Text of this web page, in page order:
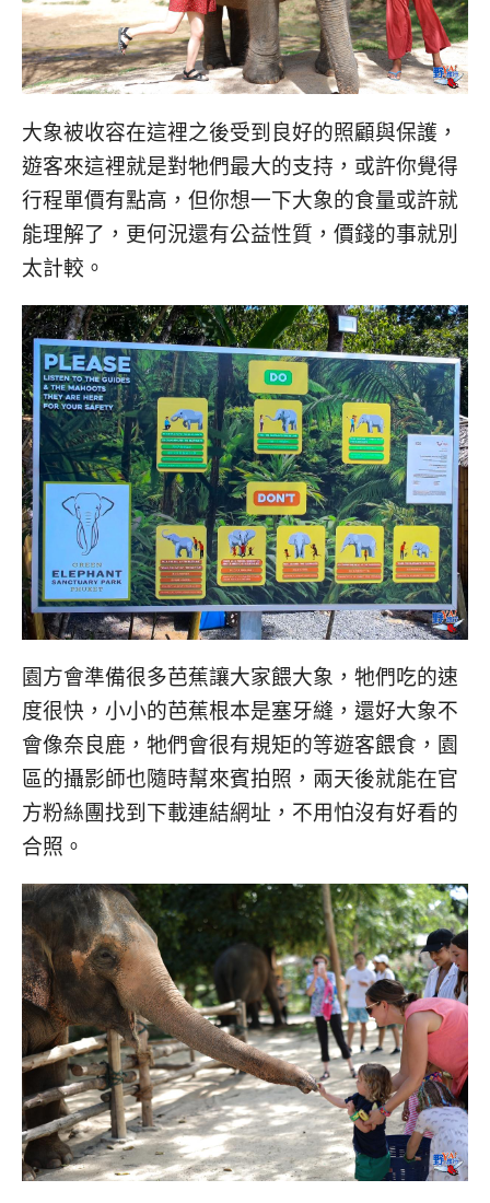
大象被收容在這裡之後受到良好的照顧與保護，
遊客來這裡就是對牠們最大的支持，或許你覺得
行程單價有點高，但你想一下大象的食量或許就
能理解了，更何況還有公益性質，價錢的事就別
太計較。
園方會準備很多芭蕉讓大家餵大象，牠們吃的速
度很快，小小的芭蕉根本是塞牙縫，還好大象不
會像奈良鹿，牠們會很有規矩的等遊客餵食，園
區的攝影師也隨時幫來賓拍照，兩天後就能在官
方粉絲團找到下載連結網址，不用怕沒有好看的
合照。